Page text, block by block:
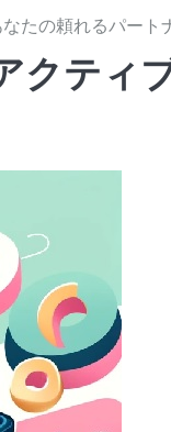
たの頼れるパート
クティ